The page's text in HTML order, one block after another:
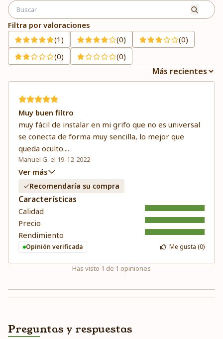
Filtra por valoraciones
(1)
(0)
(0)
(0)
(0)
Muy buen filtro
muy fácil de instalar en mi grifo que no es universal
se conecta de forma muy sencilla, lo mejor que
queda oculto....
Manuel G. el 19-12-2022
Ver más
Recomendaría su compra
Características
Calidad
Precio
Rendimiento
Opinión verificada Me gusta (0)
Has visto 1 de 1 opiniones
Preguntas y respuestas